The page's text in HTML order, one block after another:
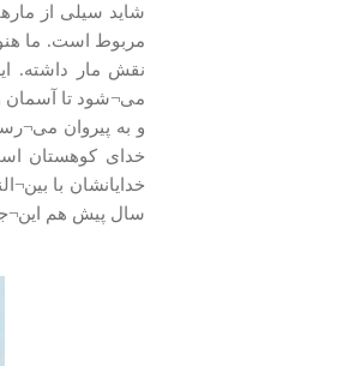
شاید سیلی از
مربوط است. ما
نقش مار داشته.
می¬شود تا آسمان
و به پیروان
خدای کوهستان
خدایانشان با
سال پیش هم